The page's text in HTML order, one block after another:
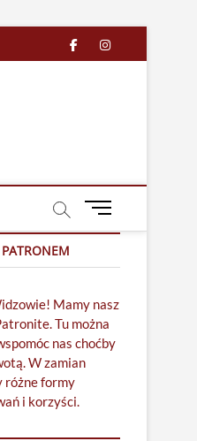
facebook
in
M
u
u
t
t
Mamy nasz
Tu można
nas choćby
W zamian
różne formy
i korzyści.